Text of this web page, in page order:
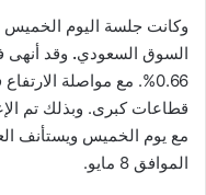
السوق السعودي. وقد
قطاعات كبرى. وبذلك تم
مع يوم الخميس ويستأنف
الموافق 8 مايو.